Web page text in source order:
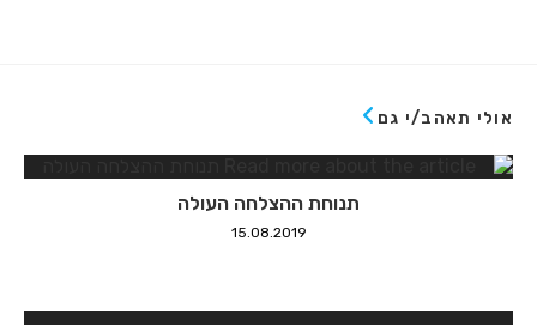
אולי תאהב/י גם
תנוחת ההצלחה העולה
15.08.2019